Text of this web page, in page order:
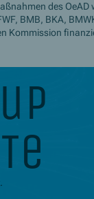
des OeAD
BMB, BKA,
Kommission